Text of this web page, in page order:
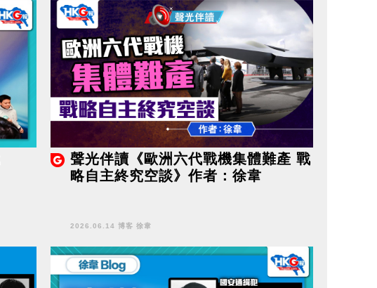
聲光伴讀《歐洲六代戰機集體難產 戰
略自主終究空談》作者：徐韋
2026.06.14 博客 徐韋